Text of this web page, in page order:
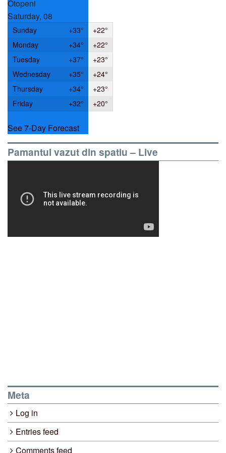
Otopeni
Saturday, 08
Sunday +33° +22°
Monday
+34° +22°
Tuesday
+37° +23°
Wednesday
+35° +24°
Thursday
+34° +23°
Friday
+32° +20°
See 7-Day Forecast
Pamantul vazut din spatiu – Live
Meta
Log in
Entries feed
Comments feed